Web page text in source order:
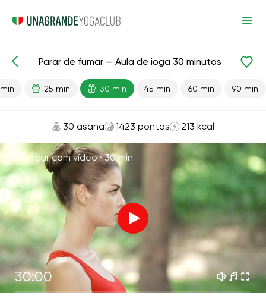
Aulas prontas Hábitos Pulmões
Parar de fumar — Aula de ioga 30 minutos
25 min 30 min 45 min 60 min 90 min
30 asana 1423 pontos 213 kcal
Praticar com vídeo ·30 min
30:00